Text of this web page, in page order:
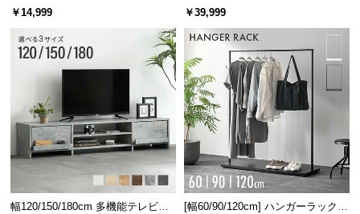
ベッド 8/12/16枚セット
￥14,999
ターテーブル 美しい格子デザイン
￥39,999
幅120/150/180cm 多機能テレビボ
[幅60/90/120cm] ハンガーラック